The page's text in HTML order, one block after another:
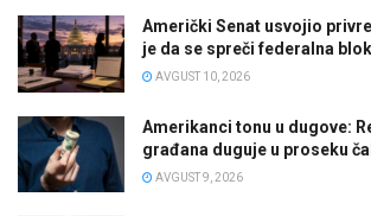
Američki Senat usvojio
je da se spreči federalna
AVGUST 10, 2026
Amerikanci tonu u dugove:
građana duguje u proseku
AVGUST 9, 2026